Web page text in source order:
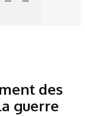
des
guerre